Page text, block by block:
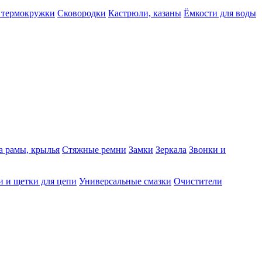
Сковородки Кастрюли, казаны Ёмкости для воды
рамы, крылья Стяжные ремни Замки Зеркала Звонки и
и щетки для цепи Универсальные смазки Очистители